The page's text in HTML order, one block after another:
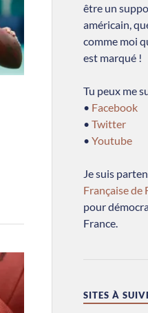
être un
américain,
comme moi
est marqué !
Tu peux me
• Facebook
• Twitter
• Youtube
Je suis
Française de
pour
France.
SITES À